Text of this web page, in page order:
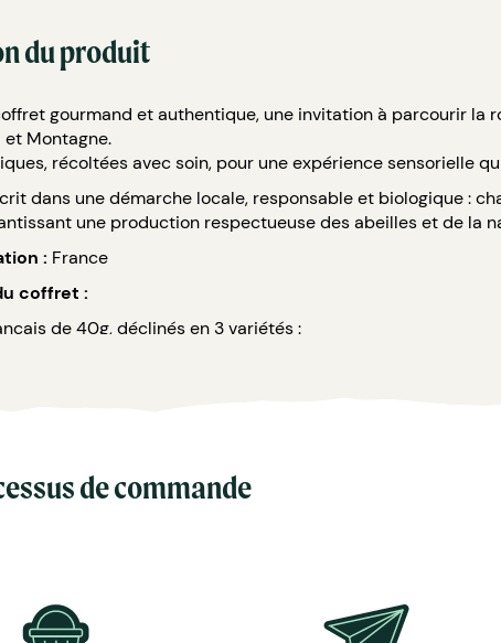
du produit
gourmand et authentique, une invitation à parcourir
et Montagne.
récoltées avec soin, pour une expérience sensorielle
dans une démarche locale, responsable et biologique :
une production respectueuse des abeilles et de la
: France
coffret :
de 40g, déclinés en 3 variétés :
en : 3, 6, 9, 12 ou 16 pots (choix des variétés).
de commande